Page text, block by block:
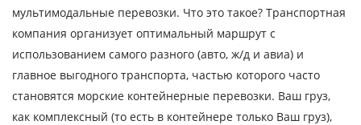
мультимодальные перевозки. Что это такое? Транспортная
компания организует оптимальный маршрут с
использованием самого разного (авто, ж/д и авиа) и
главное выгодного транспорта, частью которого часто
становятся морские контейнерные перевозки. Ваш груз,
как комплексный (то есть в контейнере только Ваш груз),
Дата загрузки
Тип транспорта
Вес груза, ( т )